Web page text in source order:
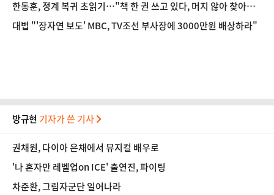
한동훈, 정계 복귀 초읽기…"책 한 권 쓰고 있다, 머지 않아 찾아뵐
것"
대법 "'장자연 보도' MBC, TV조선 부사장에 3000만원 배상하라"
방규현 기자가 쓴 기사
권채원, 다이아 은채에서 뮤지컬 배우로
'나 혼자만 레벨업on ICE' 출연진, 파이팅
차준환, 그림자군단 일어나라